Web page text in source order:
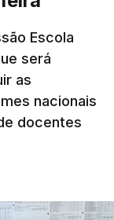
Escola
será
as
nacionais
docentes